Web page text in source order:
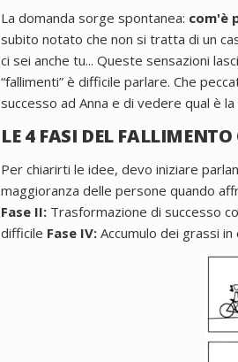
La domanda sorge spontanea: com'è
subito notato che non si tratta di un
ci sei anche tu... Queste sensazioni
“fallimenti” è difficile parlare. Che
successo ad Anna e di vedere qual è
LE 4 FASI DEL
Per chiarirti le idee, devo iniziare
maggioranza delle persone quando
Fase II: Trasformazione di successo
difficile Fase IV: Accumulo dei grassi